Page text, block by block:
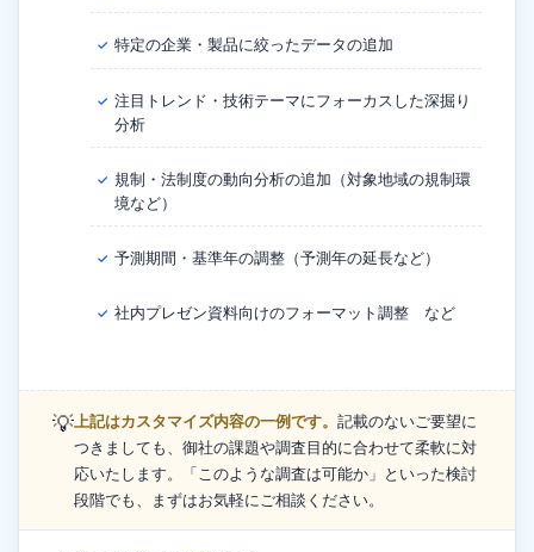
✓ 特定の企業・製品に絞ったデータの追加
✓ 注目トレンド・技術テーマにフォーカスした深掘り
分析
✓ 規制・法制度の動向分析の追加（対象地域の規制環
境など）
✓ 予測期間・基準年の調整（予測年の延長など）
✓ 社内プレゼン資料向けのフォーマット調整 など
💡上記はカスタマイズ内容の一例です。 記載のないご要望に
つきましても、御社の課題や調査目的に合わせて柔軟に対
応いたします。「このような調査は可能か」といった検討
段階でも、まずはお気軽にご相談ください。